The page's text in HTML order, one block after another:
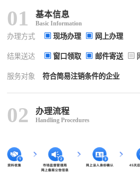
01 基本信息
Basic Information
办理方式 现场办理 网上办理
结果送达 窗口领取 邮件寄送
服务对象 符合简易注销条件的企业
02 办理流程
Handling Procedures